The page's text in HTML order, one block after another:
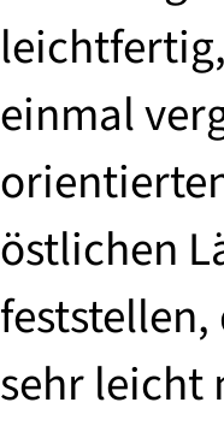
einmal
östlichen
sehr leicht